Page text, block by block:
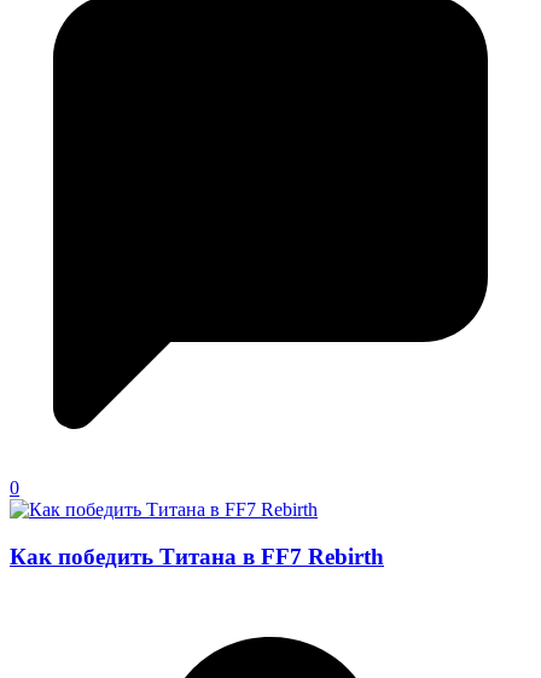
0
Как победить Титана в FF7 Rebirth